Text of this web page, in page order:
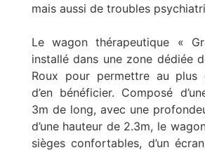
mais aussi de troubles
Le wagon thérapeutique «
installé dans une zone dédiée
Roux pour permettre au plus
d’en bénéficier. Composé
3m de long, avec une
d’une hauteur de 2.3m, le
sièges confortables, d’un